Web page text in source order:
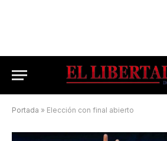
Portada » Elección con final abierto